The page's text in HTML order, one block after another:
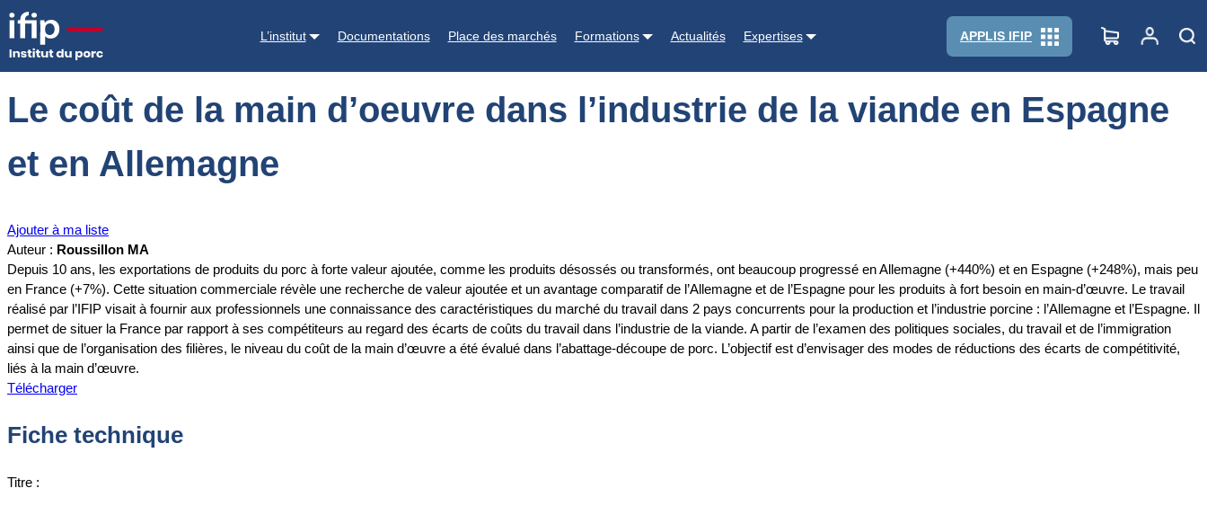
L’institut Documentations Place des marchés Formations Actualités Expertises APPLIS IFIP
Accueil Documentations
Le coût de la main d’oeuvre dans l’industrie de la viande en Espagne
et en Allemagne
Ajouter à ma liste
Auteur : Roussillon MA
Depuis 10 ans, les exportations de produits du porc à forte valeur ajoutée, comme les produits désossés ou transformés, ont beaucoup progressé en Allemagne (+440%) et en Espagne (+248%), mais peu
en France (+7%). Cette situation commerciale révèle une recherche de valeur ajoutée et un avantage comparatif de l’Allemagne et de l’Espagne pour les produits à fort besoin en main-d’œuvre. Le travail
réalisé par l’IFIP visait à fournir aux professionnels une connaissance des caractéristiques du marché du travail dans 2 pays concurrents pour la production et l’industrie porcine : l’Allemagne et l’Espagne. Il
permet de situer la France par rapport à ses compétiteurs au regard des écarts de coûts du travail dans l’industrie de la viande. A partir de l’examen des politiques sociales, du travail et de l’immigration
ainsi que de l’organisation des filières, le niveau du coût de la main d’œuvre a été évalué dans l’abattage-découpe de porc. L’objectif est d’envisager des modes de réductions des écarts de compétitivité,
liés à la main d’œuvre.
Télécharger
Fiche technique
Titre :